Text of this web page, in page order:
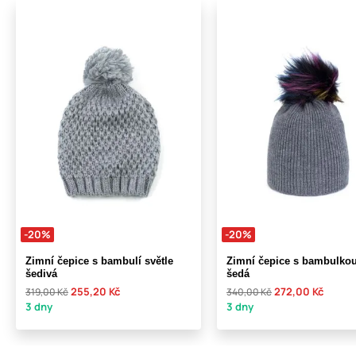
-20%
Zimní čepice s bambulí světle
šedivá
319,00 Kč255,20 Kč
3 dny
-20%
Zimní čepice s
šedá
340,00 Kč272,00 Kč
3 dny